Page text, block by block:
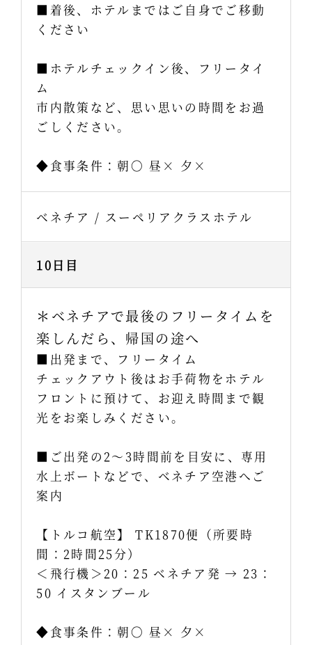
■着後、ホテルまではご自身でご移動
ください
■ホテルチェックイン後、フリータイ
ム
市内散策など、思い思いの時間をお過
ごしください。
◆食事条件：朝〇 昼× 夕×
ベネチア / スーペリアクラスホテル
10日目
＊ベネチアで最後のフリータイムを
楽しんだら、帰国の途へ
■出発まで、フリータイム
チェックアウト後はお手荷物をホテル
フロントに預けて、お迎え時間まで観
光をお楽しみください。
■ご出発の2～3時間前を目安に、専用
水上ボートなどで、ベネチア空港へご
案内
【トルコ航空】 TK1870便（所要時
間：2時間25分）
＜飛行機＞20：25 ベネチア発 → 23：
50 イスタンブール
◆食事条件：朝〇 昼× 夕×